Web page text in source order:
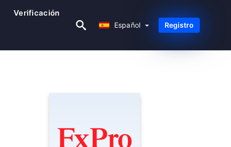
Verificación
Español Registro